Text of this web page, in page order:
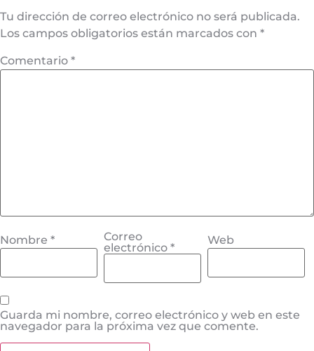
Tu dirección de correo electrónico no será publicada.
Los campos obligatorios están marcados con *
Comentario *
Nombre *
Correo
electrónico *
Web
Guarda mi nombre, correo electrónico y web en este
navegador para la próxima vez que comente.